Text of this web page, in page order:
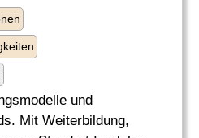
und
Mit Weiterbildung,